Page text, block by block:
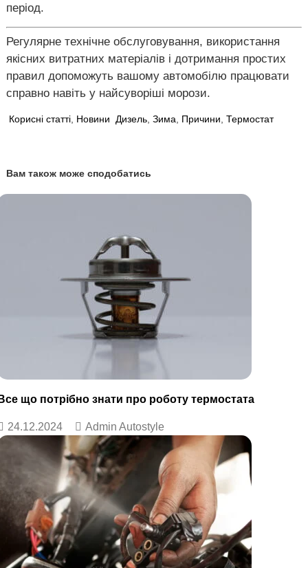
період.
Регулярне технічне обслуговування, використання
якісних витратних матеріалів і дотримання простих
правил допоможуть вашому автомобілю працювати
справно навіть у найсуворіші морози.
Корисні статті, Новини Дизель, Зима Причини Термостат
Вам також може сподобатись
що потрібно знати про роботу термостата
24.12.2024 Admin Autostyle